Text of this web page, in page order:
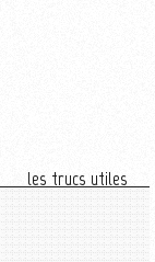
les trucs utiles